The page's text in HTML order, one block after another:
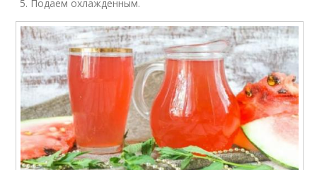
Подаем охлажденным.